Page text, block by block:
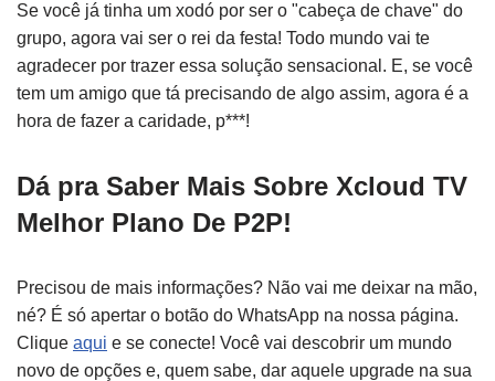
Se você já tinha um xodó por ser o "cabeça de chave" do
grupo, agora vai ser o rei da festa! Todo mundo vai te
agradecer por trazer essa solução sensacional. E, se você
tem um amigo que tá precisando de algo assim, agora é a
hora de fazer a caridade, p***!
Dá pra Saber Mais Sobre Xcloud TV
Melhor Plano De P2P!
Precisou de mais informações? Não vai me deixar na mão,
né? É só apertar o botão do WhatsApp na nossa página.
Clique aqui e se conecte! Você vai descobrir um mundo
novo de opções e, quem sabe, dar aquele upgrade na sua